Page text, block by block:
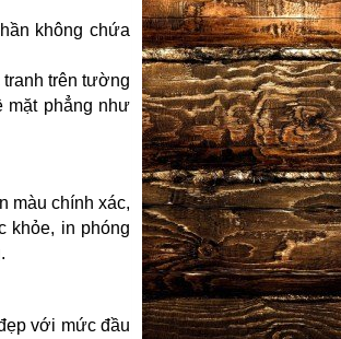
không chứa
trên tường
mặt phẳng như
màu chính xác,
khỏe, in phóng
với mức đầu